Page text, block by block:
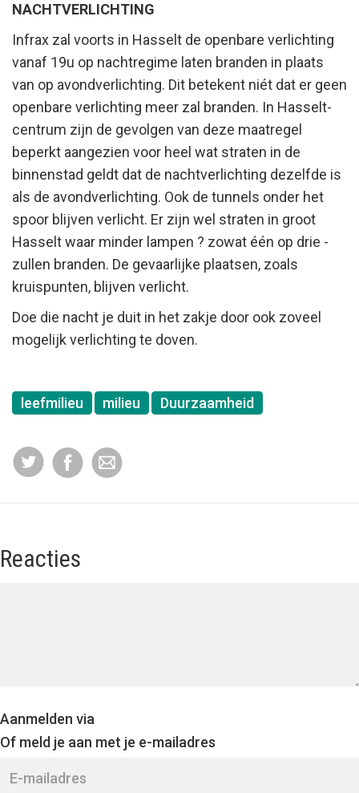
NACHTVERLICHTING
Infrax zal voorts in Hasselt de openbare verlichting
vanaf 19u op nachtregime laten branden in plaats
van op avondverlichting. Dit betekent niét dat er geen
openbare verlichting meer zal branden. In Hasselt-
centrum zijn de gevolgen van deze maatregel
beperkt aangezien voor heel wat straten in de
binnenstad geldt dat de nachtverlichting dezelfde is
als de avondverlichting. Ook de tunnels onder het
spoor blijven verlicht. Er zijn wel straten in groot
Hasselt waar minder lampen ? zowat één op drie -
zullen branden. De gevaarlijke plaatsen, zoals
kruispunten, blijven verlicht.
Doe die nacht je duit in het zakje door ook zoveel
mogelijk verlichting te doven.
leefmilieu milieu Duurzaamheid
Reacties
Aanmelden via
Of meld je aan met je e-mailadres